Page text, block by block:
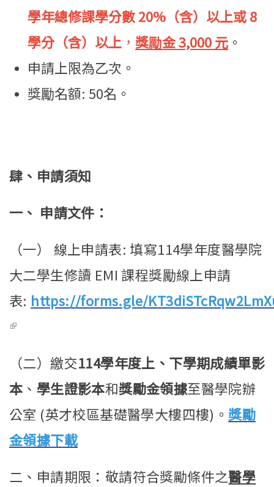
學年總修課學分數 20%（含）以上或 8
學分（含）以上 ， 獎勵金 3,000 元 。
申請上限為乙次。
獎勵名額: 50名。
肆、申請須知
一、 申請文件：
（一） 線上申請表: 填寫114學年度醫學院
大二學生修讀 EMI 課程獎勵線上申請
表: https://forms.gle/
(link is external)
（二）繳交114學年度上、下學期成績單影
本、 學生證影本和獎勵金領據至醫學院辦
公室 (英才校區基礎醫學大樓四樓)。獎勵
金領據下載
二、申請期限：敬請符合獎勵條件之醫學